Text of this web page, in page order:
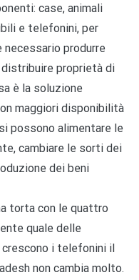
case, animali
e telefonini, per
produrre
proprietà di
è la soluzione
maggiori disponibilità
possono alimentare le
cambiare le sorti dei
dei beni
torta con le quattro
quale delle
i telefonini il
non cambia molto.